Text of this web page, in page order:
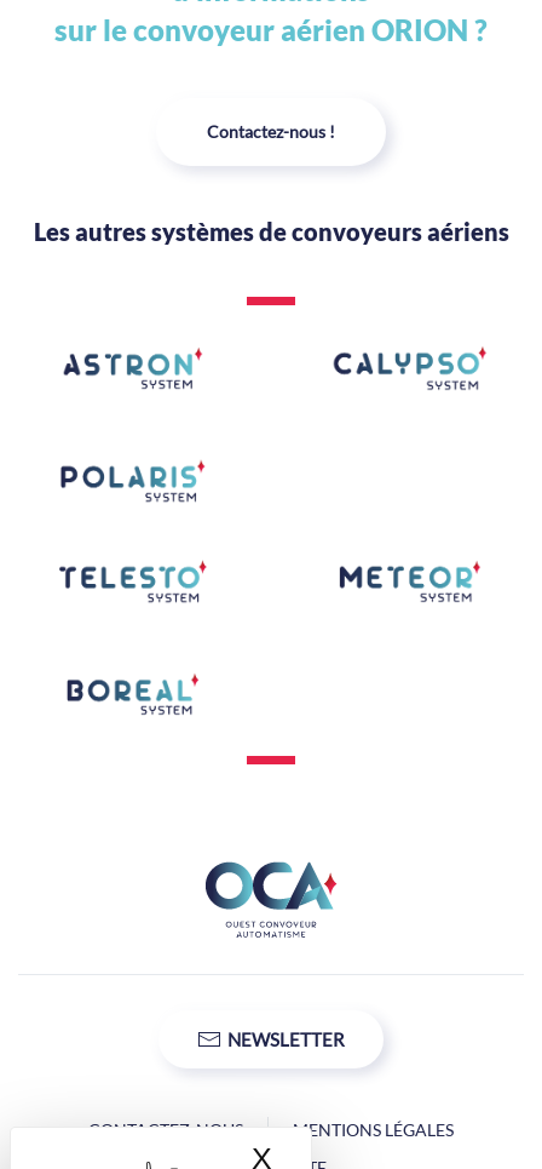
sur le convoyeur aérien ORION ?
Contactez-nous !
Les autres systèmes de convoyeurs aériens
NEWSLETTER
CONTACTEZ-NOUS
MENTIONS LÉGALES
X Masquer le